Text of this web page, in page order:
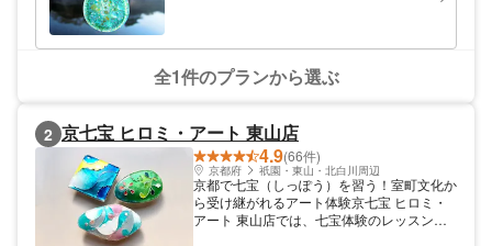
しっかりサポート！
全1件のプランから選ぶ
2 京七宝 ヒロミ・アート 東山店
4.9(66件)
京都府 祇園・東山・北白川周辺
京都で七宝（しっぽう）を習う！室町文化か
ら受け継がれるアート体験京七宝 ヒロミ・
アート 東山店では、七宝体験のレッスンを